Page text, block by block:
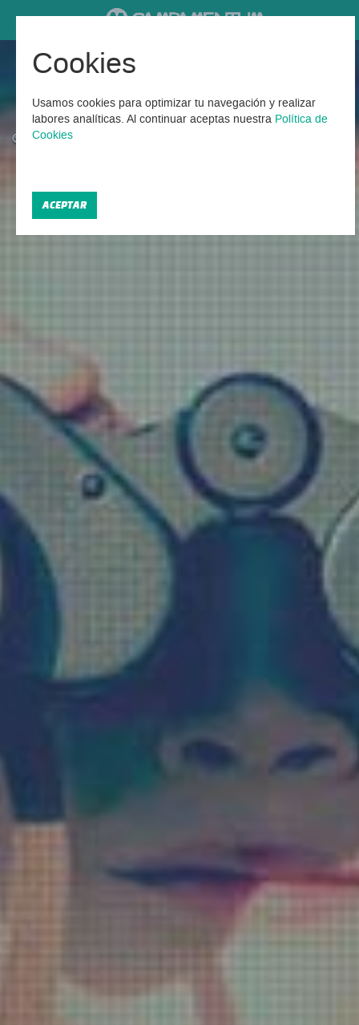
Campamentos Verano en A
Coruña
Encontrados 2 Campamentos Verano en A Coruña 2026
Cookies
Usamos cookies para optimizar tu navegación y realizar
labores analíticas. Al continuar aceptas nuestra Política de
Cookies
ACEPTAR